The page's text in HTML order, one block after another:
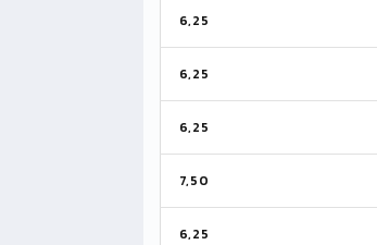
6,25
6,25
6,25
7,50
6,25